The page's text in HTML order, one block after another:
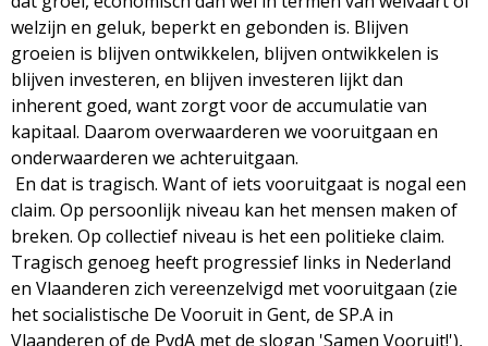
welzijn en geluk, beperkt en gebonden is. Blijven
groeien is blijven ontwikkelen, blijven ontwikkelen is
blijven investeren, en blijven investeren lijkt dan
inherent goed, want zorgt voor de accumulatie van
kapitaal. Daarom overwaarderen we vooruitgaan en
onderwaarderen we achteruitgaan.
En dat is tragisch. Want of iets vooruitgaat is nogal een
claim. Op persoonlijk niveau kan het mensen maken of
breken. Op collectief niveau is het een politieke claim.
Tragisch genoeg heeft progressief links in Nederland
en Vlaanderen zich vereenzelvigd met vooruitgaan (zie
het socialistische De Vooruit in Gent, de SP.A in
Vlaanderen of de PvdA met de slogan 'Samen Vooruit!'),